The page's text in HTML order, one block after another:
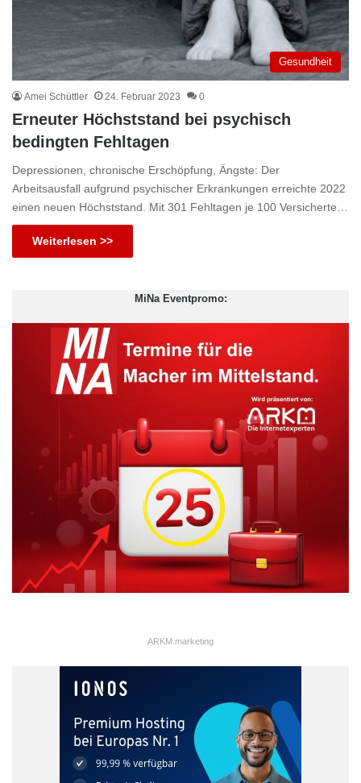
Gesundheit
Amei Schüttler 24. Februar 2023 0
Erneuter Höchststand bei psychisch
bedingten Fehltagen
Depressionen, chronische Erschöpfung, Ängste: Der
Arbeitsausfall aufgrund psychischer Erkrankungen erreichte 2022
einen neuen Höchststand. Mit 301 Fehltagen je 100 Versicherte…
Weiterlesen >>
MiNa Eventpromo:
ARKM.marketing